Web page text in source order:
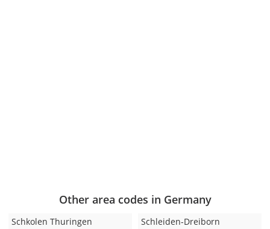
Other area codes in Germany
Schkolen Thuringen Schleiden-Dreiborn